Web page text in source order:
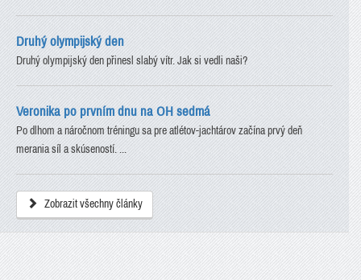
Druhý olympijský den
Druhý olympijský den přinesl slabý vítr. Jak si vedli naši?
Veronika po prvním dnu na OH sedmá
Po dlhom a náročnom tréningu sa pre atlétov-jachtárov začína prvý deň
merania síl a skúseností. ...
Zobrazit všechny články